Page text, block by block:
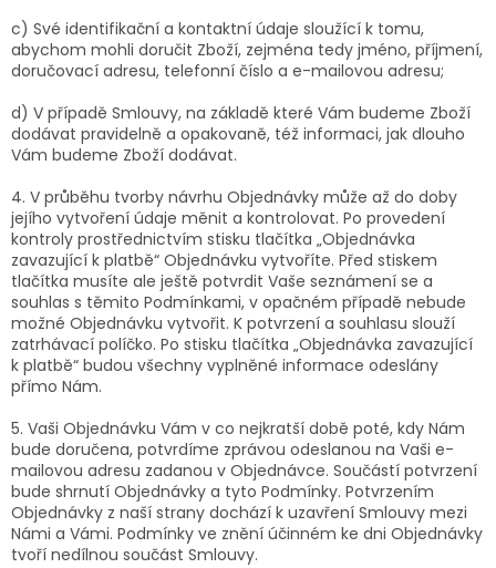
c) Své identifikační a kontaktní údaje sloužící k tomu,
abychom mohli doručit Zboží, zejména tedy jméno, příjmení,
doručovací adresu, telefonní číslo a e-mailovou adresu;
d) V případě Smlouvy, na základě které Vám budeme Zboží
dodávat pravidelně a opakovaně, též informaci, jak dlouho
Vám budeme Zboží dodávat.
4. V průběhu tvorby návrhu Objednávky může až do doby
jejího vytvoření údaje měnit a kontrolovat. Po provedení
kontroly prostřednictvím stisku tlačítka „Objednávka
zavazující k platbě“ Objednávku vytvoříte. Před stiskem
tlačítka musíte ale ještě potvrdit Vaše seznámení se a
souhlas s těmito Podmínkami, v opačném případě nebude
možné Objednávku vytvořit. K potvrzení a souhlasu slouží
zatrhávací políčko. Po stisku tlačítka „Objednávka zavazující
k platbě“ budou všechny vyplněné informace odeslány
přímo Nám.
5. Vaši Objednávku Vám v co nejkratší době poté, kdy Nám
bude doručena, potvrdíme zprávou odeslanou na Vaši e-
mailovou adresu zadanou v Objednávce. Součástí potvrzení
bude shrnutí Objednávky a tyto Podmínky. Potvrzením
Objednávky z naší strany dochází k uzavření Smlouvy mezi
Námi a Vámi. Podmínky ve znění účinném ke dni Objednávky
tvoří nedílnou součást Smlouvy.